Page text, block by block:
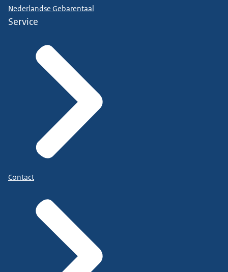
Nederlandse Gebarentaal
Service
Contact